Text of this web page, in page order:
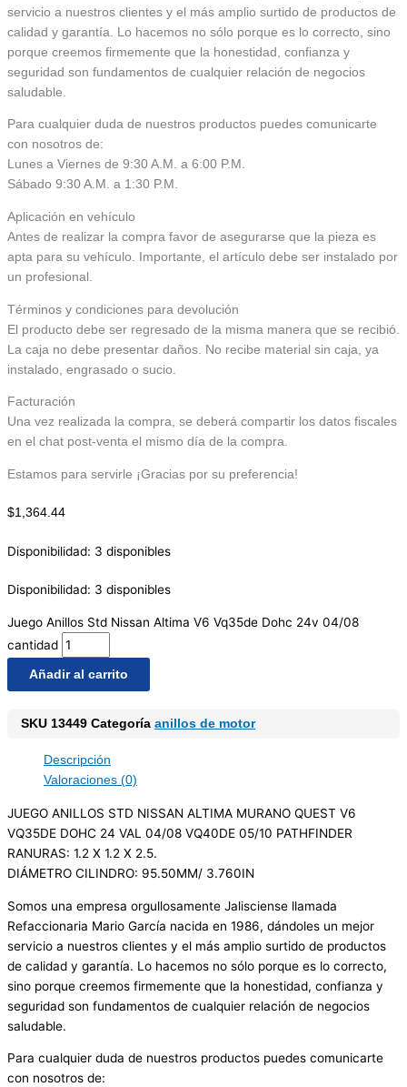
servicio a nuestros clientes y el más amplio surtido de productos de
calidad y garantía. Lo hacemos no sólo porque es lo correcto, sino
porque creemos firmemente que la honestidad, confianza y
seguridad son fundamentos de cualquier relación de negocios
saludable.
Para cualquier duda de nuestros productos puedes comunicarte
con nosotros de:
Lunes a Viernes de 9:30 A.M. a 6:00 P.M.
Sábado 9:30 A.M. a 1:30 P.M.
Aplicación en vehículo
Antes de realizar la compra favor de asegurarse que la pieza es
apta para su vehículo. Importante, el artículo debe ser instalado por
un profesional.
Términos y condiciones para devolución
El producto debe ser regresado de la misma manera que se recibió.
La caja no debe presentar daños. No recibe material sin caja, ya
instalado, engrasado o sucio.
Facturación
Una vez realizada la compra, se deberá compartir los datos fiscales
en el chat post-venta el mismo día de la compra.
Estamos para servirle ¡Gracias por su preferencia!
$1,364.44
Disponibilidad: 3 disponibles
Disponibilidad: 3 disponibles
Juego Anillos Std Nissan Altima V6 Vq35de Dohc 24v 04/08
cantidad
Añadir al carrito
SKU 13449 Categoría anillos de motor
Descripción
Valoraciones (0)
JUEGO ANILLOS STD NISSAN ALTIMA MURANO QUEST V6
VQ35DE DOHC 24 VAL 04/08 VQ40DE 05/10 PATHFINDER
RANURAS: 1.2 X 1.2 X 2.5.
DIÁMETRO CILINDRO: 95.50MM/ 3.760IN
Somos una empresa orgullosamente Jalisciense llamada
Refaccionaria Mario García nacida en 1986, dándoles un mejor
servicio a nuestros clientes y el más amplio surtido de productos
de calidad y garantía. Lo hacemos no sólo porque es lo correcto,
sino porque creemos firmemente que la honestidad, confianza y
seguridad son fundamentos de cualquier relación de negocios
saludable.
Para cualquier duda de nuestros productos puedes comunicarte
con nosotros de: